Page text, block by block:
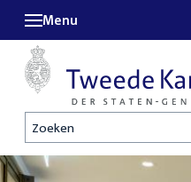
Zoeken
Menu